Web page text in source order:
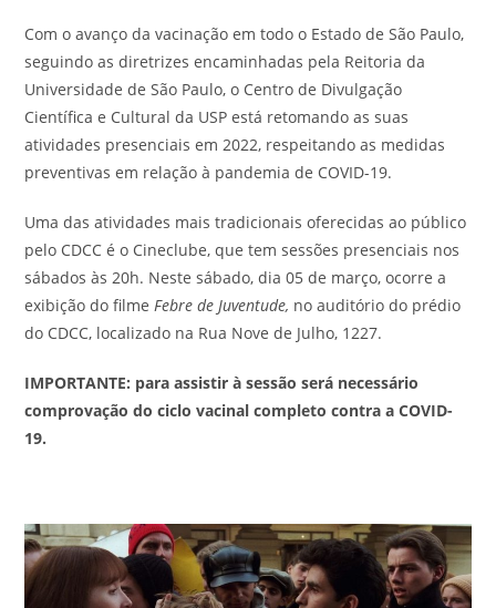
Com o avanço da vacinação em todo o Estado de São Paulo,
seguindo as diretrizes encaminhadas pela Reitoria da
Universidade de São Paulo, o Centro de Divulgação
Científica e Cultural da USP está retomando as suas
atividades presenciais em 2022, respeitando as medidas
preventivas em relação à pandemia de COVID-19.
Uma das atividades mais tradicionais oferecidas ao público
pelo CDCC é o Cineclube, que tem sessões presenciais nos
sábados às 20h. Neste sábado, dia 05 de março, ocorre a
exibição do filmeFebre de Juventude, no auditório do prédio
do CDCC, localizado na Rua Nove de Julho, 1227.
IMPORTANTE: para assistir à sessão será necessário
comprovação do ciclo vacinal completo contra a COVID-
19.